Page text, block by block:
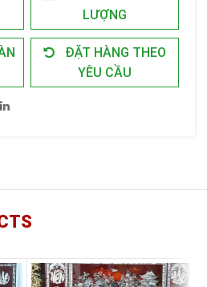
LƯỢNG
ĐẶT HÀNG THEO
YÊU CẦU